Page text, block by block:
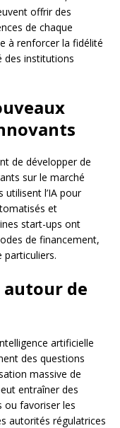
offrir des
de chaque
à renforcer la fidélité
des institutions
de développer de
sur le marché
l’IA pour
et
start-ups ont
de financement,
de
artificielle
des questions
massive de
entraîner des
ou favoriser les
autorités régulatrices